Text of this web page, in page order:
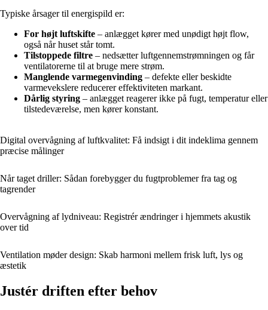
Typiske årsager til energispild er:
For højt luftskifte – anlægget kører med unødigt højt flow,
også når huset står tomt.
Tilstoppede filtre – nedsætter luftgennemstrømningen og får
ventilatorerne til at bruge mere strøm.
Manglende varmegenvinding – defekte eller beskidte
varmevekslere reducerer effektiviteten markant.
Dårlig styring – anlægget reagerer ikke på fugt, temperatur eller
tilstedeværelse, men kører konstant.
Digital overvågning af luftkvalitet: Få indsigt i dit indeklima gennem
præcise målinger
Når taget driller: Sådan forebygger du fugtproblemer fra tag og
tagrender
Overvågning af lydniveau: Registrér ændringer i hjemmets akustik
over tid
Ventilation møder design: Skab harmoni mellem frisk luft, lys og
æstetik
Justér driften efter behov